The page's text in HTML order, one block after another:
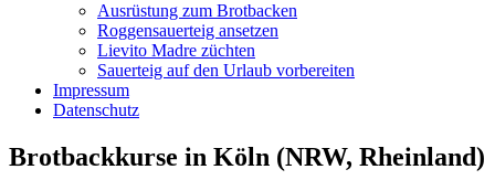
Ausrüstung zum Brotbacken
Roggensauerteig ansetzen
Lievito Madre züchten
Sauerteig auf den Urlaub vorbereiten
Impressum
Datenschutz
Brotbackkurse in Köln (NRW, Rheinland)